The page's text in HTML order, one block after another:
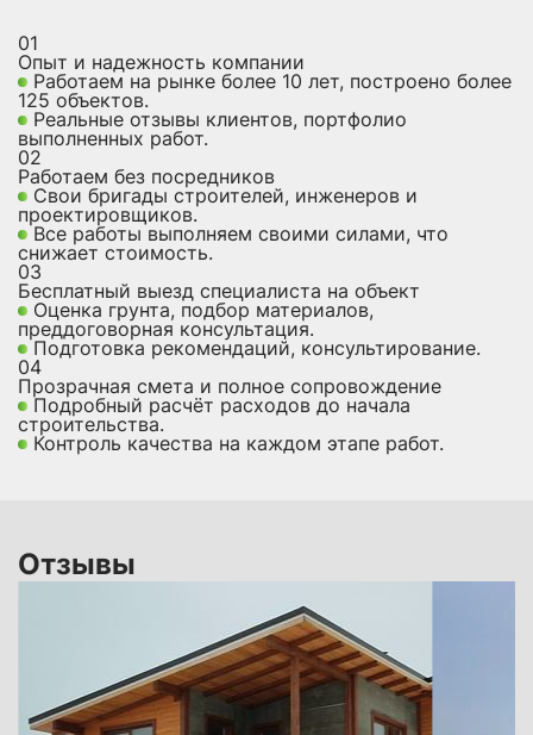
01
Опыт и надежность компании
Работаем на рынке более 10 лет, построено более
125 объектов.
Реальные отзывы клиентов, портфолио
выполненных работ.
02
Работаем без посредников
Свои бригады строителей, инженеров и
проектировщиков.
Все работы выполняем своими силами, что
снижает стоимость.
03
Бесплатный выезд специалиста на объект
Оценка грунта, подбор материалов,
преддоговорная консультация.
Подготовка рекомендаций, консультирование.
04
Прозрачная смета и полное сопровождение
Подробный расчёт расходов до начала
строительства.
Контроль качества на каждом этапе работ.
Отзывы